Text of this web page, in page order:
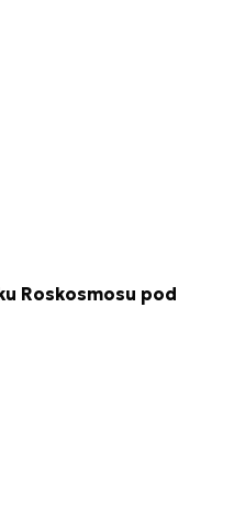
Roskosmosu pod